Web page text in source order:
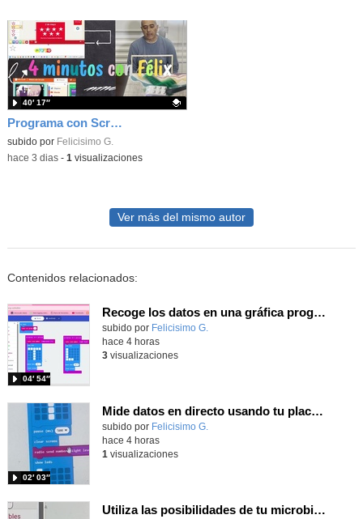
Programa con Scratch juegos con los partidos del mundial 2026 ganados por España
Contenido educativo.
subido por Felicisimo G.
40′ 17″
-hace 3 dias- 1 visualizaciones
Ver más del mismo autor
Contenidos relacionados:
Recoge los datos en una gráfica programando tu placa microbit con MakeCode y conoce la Tª y nivel de luz en este eclipse
Contenido educativo.
subido por Felicisimo G.
04′ 54″
hace 4 horas
3visualizaciones
Mide datos en directo usando tu placa microbit y programando con MakeCode dos placas conectadas por radio
Contenido educativo.
subido por Felicisimo G.
02′ 03″
hace 4 horas
1 visualizaciones
Utiliza las posibilidades de tu microbit programando com MakeCode para medir temperatura y nivel de luz con Datalogger